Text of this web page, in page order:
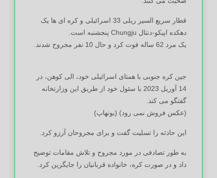
قطار سریع السیر ریلی 33 اسرائیلی و کره ای ها یک
دهکده اپیکو-دنتال Chungju پنجشنبه است.
یک مرد 62 ساله فوت کرد و حال 10 نفر مجروح شدند.
جین کره جنوبی با همتای اسرائیلی خود، الی کوهن، در
14 آوریل 2023 با سئول خود از طریق این وزارتخانه
گفتگو می کند.
(عکس فروش نمی رود) (یونهاپ)
این حادثه را تسلیت گفت و برای مجروحان آرزو کرد.
به طور تصادفی در مورد مجروح و تلاش مقامات توضیح
داد و در صورت کره، خانواده قربانیان را جایگزین کرد.